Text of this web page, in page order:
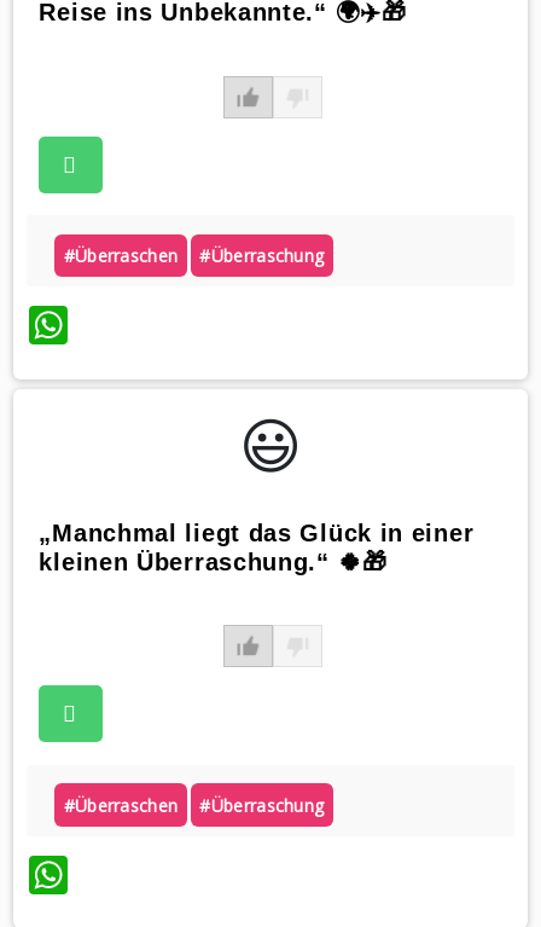
Reise ins Unbekannte.“ 🌍✈️🎁
#überraschen #überraschung
WhatsApp
😃️
„Manchmal liegt das Glück in einer
kleinen Überraschung.“ 🍀🎁
#überraschen #überraschung
WhatsApp